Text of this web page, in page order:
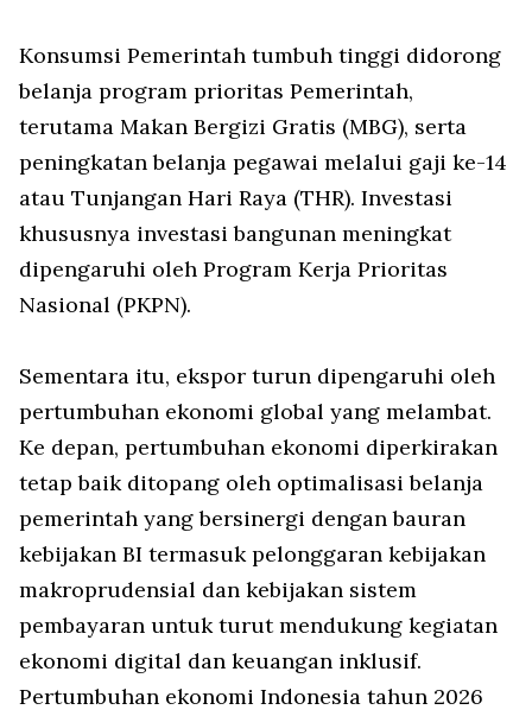
Konsumsi Pemerintah tumbuh tinggi didorong
belanja program prioritas Pemerintah,
terutama Makan Bergizi Gratis (MBG), serta
peningkatan belanja pegawai melalui gaji ke-14
atau Tunjangan Hari Raya (THR). Investasi
khususnya investasi bangunan meningkat
dipengaruhi oleh Program Kerja Prioritas
Nasional (PKPN).
Sementara itu, ekspor turun dipengaruhi oleh
pertumbuhan ekonomi global yang melambat.
Ke depan, pertumbuhan ekonomi diperkirakan
tetap baik ditopang oleh optimalisasi belanja
pemerintah yang bersinergi dengan bauran
kebijakan BI termasuk pelonggaran kebijakan
makroprudensial dan kebijakan sistem
pembayaran untuk turut mendukung kegiatan
ekonomi digital dan keuangan inklusif.
Pertumbuhan ekonomi Indonesia tahun 2026